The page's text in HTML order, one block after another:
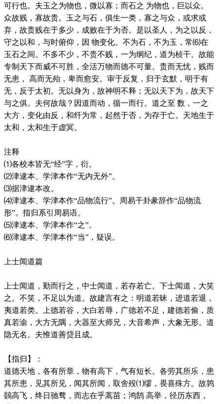
可行也。夫玉之为物也，微以寡；而石之 为物也，巨以众。
众故贱，寡故贵。玉之与石，俱生一类，寡之与众，或求或
弃，故贵贱在于多少，成败在于为否。是以圣人，为之以反，
守之以和，与时俯仰，因 物变化。不为石，不为玉，常⑹在
玉石之间。不多不少，不贵不贱，一为纲纪，道为桢干。故能
专制天下而威不可胜，全活万物而德不可量。贵而无忧，贱而
无患， 高而无殆，卑而愈安。审于反复，归于玄默，明于有
无，反于太初。无以身为，故神明不释；无以天下为，故天下
与之俱。夫何故哉？因道而动，循一而行。道之至 数，一之
大方，变化由反，和纤为常，起然于否，为存于亡。天地生于
太和，太和生于虚冥。
注释
⑴各校本皆无“经”字，衍。
⑵津逮本、学津本作“无内无外”。
⑶据津逮本改。
⑷津逮本、学津本作“品物流行”。周易干卦彖辞作“品物流
形”。指归系引周易语。
⑸津逮本、学津本作“之”。
⑹津逮本、学津本作“当”，疑误。
上士闻道篇
上士闻道，勤而行之，中士闻道，若存若亡。下士闻道，大笑
之。不笑，不足以为道。故建言有之：明道若昧，进道若退，
夷道若类。上德若谷，大白若辱，广德若不足，建德若偷，质
真若渝，大方无隅，大器至大师兄，大音希声，大象无形。道
隐无名。夫惟道善贷且成。
【指归】：
道德天地，各有所章，物有高下，气有短长。各劳其所乐，患
其所患，见其所见，闻其所闻，取舍殁⑴缪，畏喜殊方。故鹑
鷃高飞，终日驰骛，而志在乎蒿苗；鸿鹄 高举，径历东西，